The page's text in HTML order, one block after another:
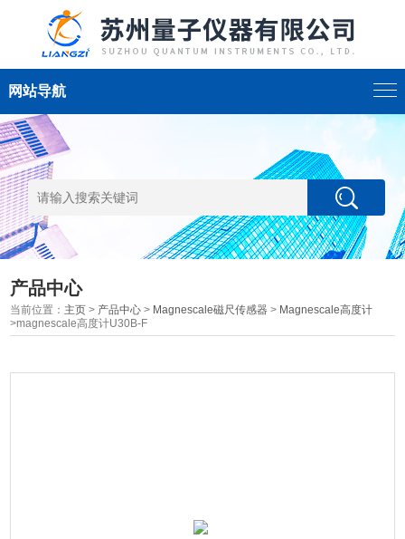
网站导航
产品中心
当前位置： 主页 > 产品中心 > Magnescale磁尺传感器 > Magnescale高度计
>magnescale高度计U30B-F